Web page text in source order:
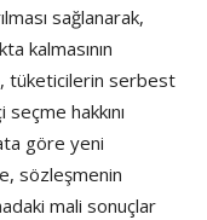
sağlanarak,
kalmasının
tüketicilerin serbest
hakkını
göre yeni
sözleşmenin
mali sonuçlar